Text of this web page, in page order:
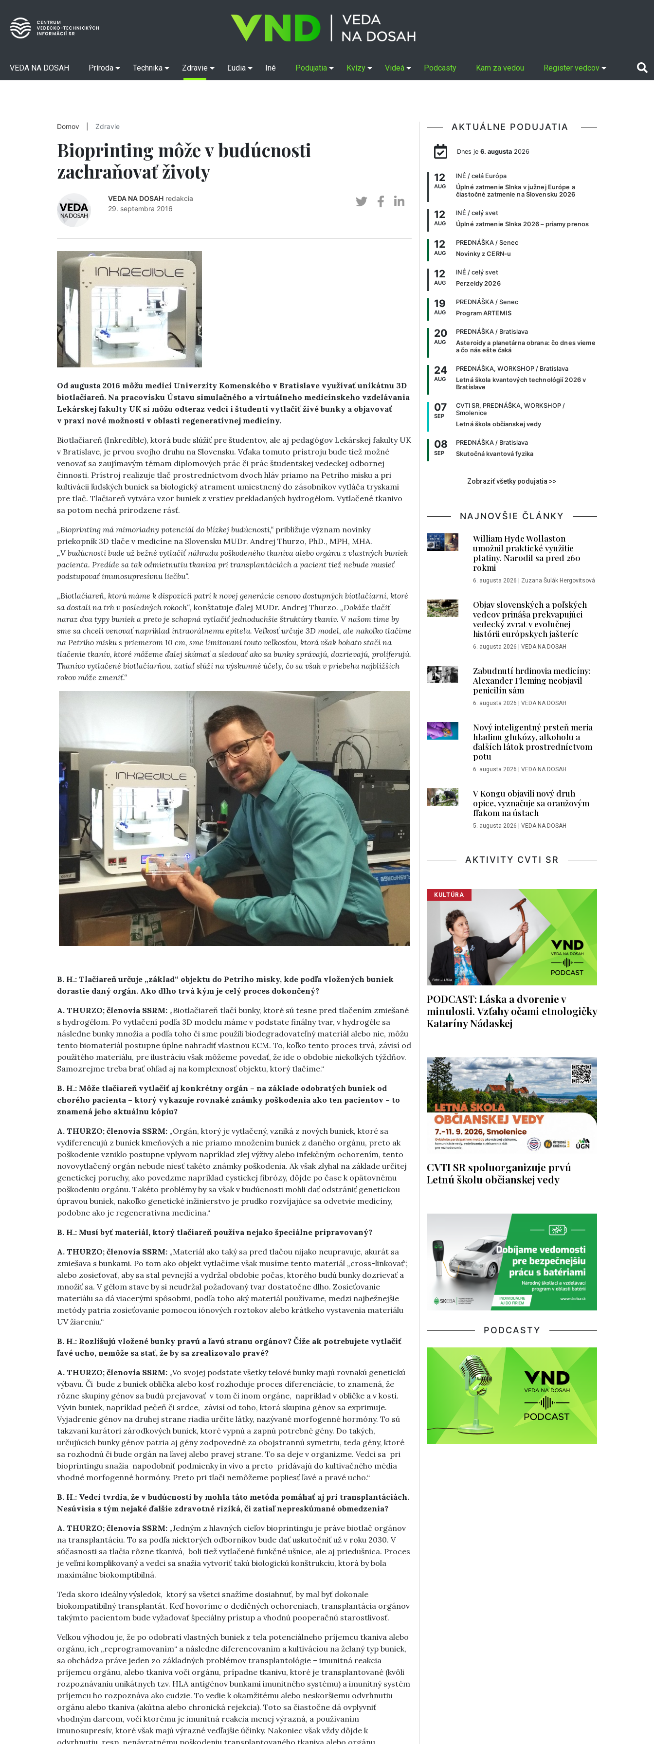
VEDA NA DOSAH Príroda Technika Zdravie Ľudia Iné Podujatia Kvízy Videá Podcasty Kam za vedou Register vedcov
Domov Zdravie
Bioprinting môže v budúcnosti
zachraňovať životy
VEDA NA DOSAH redakcia
29. septembra 2016
Od augusta 2016 môžu medici Univerzity Komenského v Bratislave využívať unikátnu 3D
biotlačiareň. Na pracovisku Ústavu simulačného a virtuálneho medicínskeho vzdelávania
Lekárskej fakulty UK si môžu odteraz vedci i študenti vytlačiť živé bunky a objavovať
v praxi nové možnosti v oblasti regeneratívnej medicíny.
Biotlačiareň (Inkredible), ktorá bude slúžiť pre študentov, ale aj pedagógov Lekárskej fakulty UK
v Bratislave, je prvou svojho druhu na Slovensku. Vďaka tomuto prístroju bude tiež možné
venovať sa zaujímavým témam diplomových prác či prác študentskej vedeckej odbornej
činnosti. Prístroj realizuje tlač prostredníctvom dvoch hláv priamo na Petriho misku a pri
kultivácii ľudských buniek sa biologický atrament umiestnený do zásobníkov vytláča tryskami
pre tlač. Tlačiareň vytvára vzor buniek z vrstiev prekladaných hydrogélom. Vytlačené tkanivo
sa potom nechá prirodzene rásť.
„Bioprinting má mimoriadny potenciál do blízkej budúcnosti,“ približuje význam novinky
priekopník 3D tlače v medicíne na Slovensku MUDr. Andrej Thurzo, PhD., MPH, MHA.
„V budúcnosti bude už bežné vytlačiť náhradu poškodeného tkaniva alebo orgánu z vlastných buniek
pacienta. Predíde sa tak odmietnutiu tkaniva pri transplantáciách a pacient tiež nebude musieť
podstupovať imunosupresívnu liečbu“.
„Biotlačiareň, ktorú máme k dispozícii patrí k novej generácie cenovo dostupných biotlačiarní, ktoré
sa dostali na trh v posledných rokoch“, konštatuje ďalej MUDr. Andrej Thurzo. „Dokáže tlačiť
naraz dva typy buniek a preto je schopná vytlačiť jednoduchšie štruktúry tkanív. V našom tíme by
sme sa chceli venovať napríklad intraorálnemu epitelu. Veľkosť určuje 3D model, ale nakoľko tlačíme
na Petriho misku s priemerom 10 cm, sme limitovaní touto veľkosťou, ktorá však bohato stačí na
tlačenie tkanív, ktoré môžeme ďalej skúmať a sledovať ako sa bunky správajú, dozrievajú, proliferujú.
Tkanivo vytlačené biotlačiarňou, zatiaľ slúži na výskumné účely, čo sa však v priebehu najbližších
rokov môže zmeniť.“
B. H.: Tlačiareň určuje „základ“ objektu do Petriho misky, kde podľa vložených buniek
dorastie daný orgán. Ako dlho trvá kým je celý proces dokončený?
A. THURZO; členovia SSRM: „Biotlačiareň tlačí bunky, ktoré sú tesne pred tlačením zmiešané
s hydrogélom. Po vytlačení podľa 3D modelu máme v podstate finálny tvar, v hydrogéle sa
následne bunky množia a podľa toho či sme použili biodegradovateľný materiál alebo nie, môžu
tento biomateriál postupne úplne nahradiť vlastnou ECM. To, koľko tento proces trvá, závisí od
použitého materiálu, pre ilustráciu však môžeme povedať, že ide o obdobie niekoľkých týždňov.
Samozrejme treba brať ohľad aj na komplexnosť objektu, ktorý tlačíme.“
B. H.: Môže tlačiareň vytlačiť aj konkrétny orgán – na základe odobratých buniek od
chorého pacienta – ktorý vykazuje rovnaké známky poškodenia ako ten pacientov – to
znamená jeho aktuálnu kópiu?
A. THURZO; členovia SSRM: „Orgán, ktorý je vytlačený, vzniká z nových buniek, ktoré sa
vydiferencujú z buniek kmeňových a nie priamo množením buniek z daného orgánu, preto ak
poškodenie vzniklo postupne vplyvom napríklad zlej výživy alebo infekčným ochorením, tento
novovytlačený orgán nebude niesť takéto známky poškodenia. Ak však zlyhal na základe určitej
genetickej poruchy, ako povedzme napríklad cystickej fibrózy, dôjde po čase k opätovnému
poškodeniu orgánu. Takéto problémy by sa však v budúcnosti mohli dať odstrániť genetickou
úpravou buniek, nakoľko genetické inžinierstvo je prudko rozvíjajúce sa odvetvie medicíny,
podobne ako je regeneratívna medicína.“
B. H.: Musí byť materiál, ktorý tlačiareň používa nejako špeciálne pripravovaný?
A. THURZO; členovia SSRM: „Materiál ako taký sa pred tlačou nijako neupravuje, akurát sa
zmiešava s bunkami. Po tom ako objekt vytlačíme však musíme tento materiál „cross-linkovať“,
alebo zosieťovať, aby sa stal pevnejší a vydržal obdobie počas, ktorého budú bunky dozrievať a
množiť sa. V gélom stave by si neudržal požadovaný tvar dostatočne dlho. Zosieťovanie
materiálu sa dá viacerými spôsobmi, podľa toho aký materiál používame, medzi najbežnejšie
metódy patria zosieťovanie pomocou iónových roztokov alebo krátkeho vystavenia materiálu
UV žiareniu.“
B. H.: Rozlišujú vložené bunky pravú a ľavú stranu orgánov? Čiže ak potrebujete vytlačiť
ľavé ucho, nemôže sa stať, že by sa zrealizovalo pravé?
A. THURZO; členovia SSRM: „Vo svojej podstate všetky telové bunky majú rovnakú genetickú
výbavu. Či bude z buniek oblička alebo kosť rozhoduje proces diferenciácie, to znamená, že
rôzne skupiny génov sa budú prejavovať v tom či inom orgáne, napríklad v obličke a v kosti.
Vývin buniek, napríklad pečeň či srdce, závisí od toho, ktorá skupina génov sa exprimuje.
Vyjadrenie génov na druhej strane riadia určite látky, nazývané morfogenné hormóny. To sú
takzvaní kurátori zárodkových buniek, ktoré vypnú a zapnú potrebné gény. Do takých,
určujúcich bunky génov patria aj gény zodpovedné za obojstrannú symetriu, teda gény, ktoré
sa rozhodnú či bude orgán na ľavej alebo pravej strane. To sa deje v organizme. Vedci sa pri
bioprintingu snažia napodobniť podmienky in vivo a preto pridávajú do kultivačného média
vhodné morfogenné hormóny. Preto pri tlači nemôžeme popliesť ľavé a pravé ucho.“
B. H.: Vedci tvrdia, že v budúcnosti by mohla táto metóda pomáhať aj pri transplantáciách.
Nesúvisia s tým nejaké ďalšie zdravotné riziká, či zatiaľ nepreskúmané obmedzenia?
A. THURZO; členovia SSRM: „Jedným z hlavných cieľov bioprintingu je práve biotlač orgánov
na transplantáciu. To sa podľa niektorých odborníkov bude dať uskutočniť už v roku 2030. V
súčasnosti sa tlačia rôzne tkanivá, boli tiež vytlačené funkčné ušnice, ale aj priedušnica. Proces
je veľmi komplikovaný a vedci sa snažia vytvoriť takú biologickú konštrukciu, ktorá by bola
maximálne biokomptibilná.
Teda skoro ideálny výsledok, ktorý sa všetci snažíme dosiahnuť, by mal byť dokonale
biokompatibilný transplantát. Keď hovoríme o dedičných ochoreniach, transplantácia orgánov
takýmto pacientom bude vyžadovať špeciálny prístup a vhodnú pooperačnú starostlivosť.
Veľkou výhodou je, že po odobratí vlastných buniek z tela potenciálneho príjemcu tkaniva alebo
orgánu, ich „reprogramovaním“ a následne diferencovaním a kultiváciou na želaný typ buniek,
sa obchádza práve jeden zo základných problémov transplantológie – imunitná reakcia
príjemcu orgánu, alebo tkaniva voči orgánu, prípadne tkanivu, ktoré je transplantované (kvôli
rozpoznávaniu unikátnych tzv. HLA antigénov bunkami imunitného systému) a imunitný systém
príjemcu ho rozpoznáva ako cudzie. To vedie k okamžitému alebo neskoršiemu odvrhnutiu
orgánu alebo tkaniva (akútna alebo chronická rejekcia). Toto sa čiastočne dá ovplyvniť
vhodným darcom, voči ktorému je imunitná reakcia menej výrazná, a používaním
imunosupresív, ktoré však majú výrazné vedľajšie účinky. Nakoniec však vždy dôjde k
odvrhnutiu, resp. nenávratnému poškodeniu transplantovaného tkaniva alebo orgánu.
AKTUÁLNE PODUJATIA
Dnes je 6. augusta2026
12
AUG
INÉ / celá Európa
Úplné zatmenie Slnka v južnej Európe a
čiastočné zatmenie na Slovensku 2026
12
AUG
INÉ / celý svet
Úplné zatmenie Slnka 2026 – priamy prenos
12
AUG
PREDNÁŠKA / Senec
Novinky z CERN-u
12
AUG
INÉ / celý svet
Perzeidy 2026
19
AUG
PREDNÁŠKA / Senec
Program ARTEMIS
20
AUG
PREDNÁŠKA / Bratislava
Asteroidy a planetárna obrana: čo dnes vieme
a čo nás ešte čaká
24
AUG
PREDNÁŠKA, WORKSHOP / Bratislava
Letná škola kvantových technológií 2026 v
Bratislave
07
SEP
CVTI SR, PREDNÁŠKA, WORKSHOP /
Smolenice
Letná škola občianskej vedy
08
SEP
PREDNÁŠKA / Bratislava
Skutočná kvantová fyzika
Zobraziť všetky podujatia >>
NAJNOVŠIE ČLÁNKY
William Hyde Wollaston
umožnil praktické využitie
platiny. Narodil sa pred 260
rokmi
6. augusta 2026 | Zuzana Šulák Hergovitsová
Objav slovenských a poľských
vedcov prináša prekvapujúci
vedecký zvrat v evolučnej
histórii európskych jašteríc
6. augusta 2026 | VEDA NA DOSAH
Zabudnutí hrdinovia medicíny:
Alexander Fleming neobjavil
penicilín sám
6. augusta 2026 | VEDA NA DOSAH
Nový inteligentný prsteň meria
hladinu glukózy, alkoholu a
ďalších látok prostredníctvom
potu
6. augusta 2026 | VEDA NA DOSAH
V Kongu objavili nový druh
opice, vyznačuje sa oranžovým
fľakom na ústach
5. augusta 2026 | VEDA NA DOSAH
AKTIVITY CVTI SR
KULTÚRA
PODCAST: Láska a dvorenie v
minulosti. Vzťahy očami etnologičky
Kataríny Nádaskej
CVTI SR spoluorganizuje prvú
Letnú školu občianskej vedy
PODCASTY